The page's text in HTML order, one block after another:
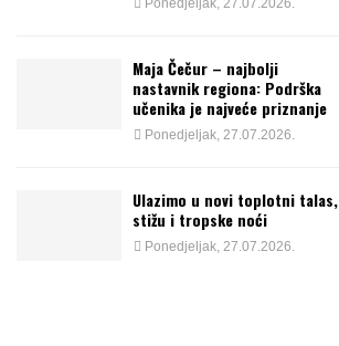
Ponedjeljak, 27.07.2026.
Maja Čečur – najbolji
nastavnik regiona: Podrška
učenika je najveće priznanje
Ponedjeljak, 27.07.2026.
Ulazimo u novi toplotni talas,
stižu i tropske noći
Ponedjeljak, 27.07.2026.